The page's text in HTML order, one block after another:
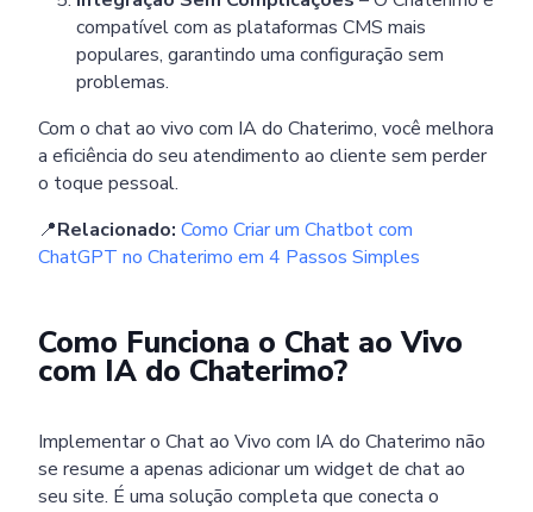
compatível com as plataformas CMS mais
populares, garantindo uma configuração sem
problemas.
Com o chat ao vivo com IA do Chaterimo, você melhora
a eficiência do seu atendimento ao cliente sem perder
o toque pessoal.
📍Relacionado: Como Criar um Chatbot com
ChatGPT no Chaterimo em 4 Passos Simples
Como Funciona o Chat ao Vivo
com IA do Chaterimo?
Implementar o Chat ao Vivo com IA do Chaterimo não
se resume a apenas adicionar um widget de chat ao
seu site. É uma solução completa que conecta o